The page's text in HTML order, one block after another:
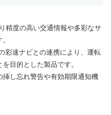
精度の高い交通情報や多彩なサ
彩速ナビとの連携により、運転
目的とした製品です。
し忘れ警告や有効期限通知機